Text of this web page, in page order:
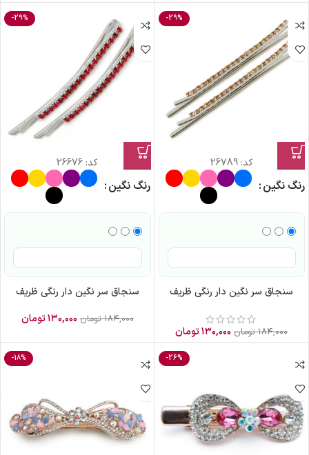
-29%
کد:26789
رنگ نگین
سنجاق سر نگین دار رنگی ظریف
۱۸۴,۰۰۰ تومان ۱۳۰,۰۰۰تومان
-29%
کد: 26676
رنگ نگین
سنجاق سر نگین دار رنگی ظریف
۱۸۴,۰۰۰ تومان ۱۳۰,۰۰۰تومان
-26%
-18%